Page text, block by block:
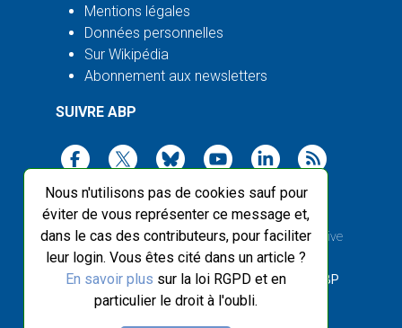
Nous n'utilisons pas de cookies sauf pour
éviter de vous représenter ce message et,
dans le cas des contributeurs, pour faciliter
leur login. Vous êtes cité dans un article ?
En savoir plus sur la loi RGPD et en
particulier le droit à l'oubli.
Mentions légales
Données personnelles
Sur Wikipédia
Abonnement aux newsletters
SUIVRE ABP
2003-2026 ©Agence Bretagne Presse, sauf Creative
Commons
Front-end design :Breizhek Studio , Back-end : ABP